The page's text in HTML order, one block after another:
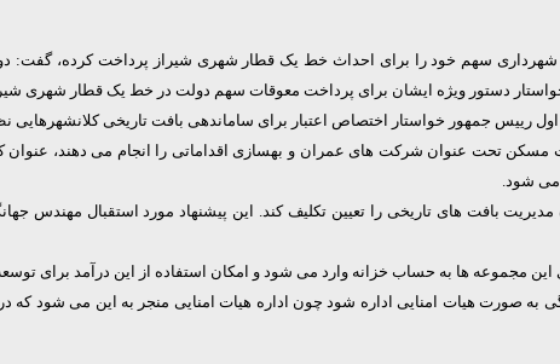
شهرداری سهم خود را برای احداث خط یک قطار شهری شیراز پرداخت کرده،
خواستار دستور ویژه ایشان برای پرداخت معوقات سهم دولت در خط یک قطار شهری
رییس جمهور خواستار اختصاص اعتبار برای ساماندهی بافت تاریخی کلانشهرهایی
مسکن تحت عنوان شرکت های عمران و بهسازی اقداماتی را انجام می دهند، عنوان
شود.
بافت های تاریخی را تعیین تکلیف کند. این پیشنهاد مورد استقبال مهندس
مجموعه ها به حساب خزانه وارد می شود و امکان استفاده از این درآمد برای
به صورت هیات امنایی اداره شود چون اداره هیات امنایی منجر به این می شود که